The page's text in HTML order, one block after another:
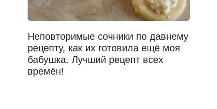
Неповторимые сочники по давнему
рецепту, как их готовила ещё моя
бабушка. Лучший рецепт всех
времён!